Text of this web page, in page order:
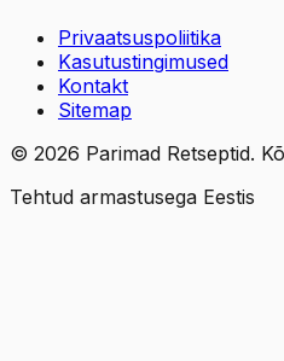
Privaatsuspoliitika
Kasutustingimused
Kontakt
Sitemap
© 2026 Parimad Retseptid.
Tehtud armastusega Eestis